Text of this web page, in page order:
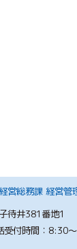
営総務課 経営管
待井381番地1
付時間：8:30